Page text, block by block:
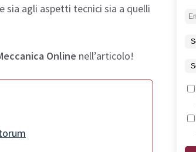
agli aspetti tecnici sia a quelli
Online nell’articolo!